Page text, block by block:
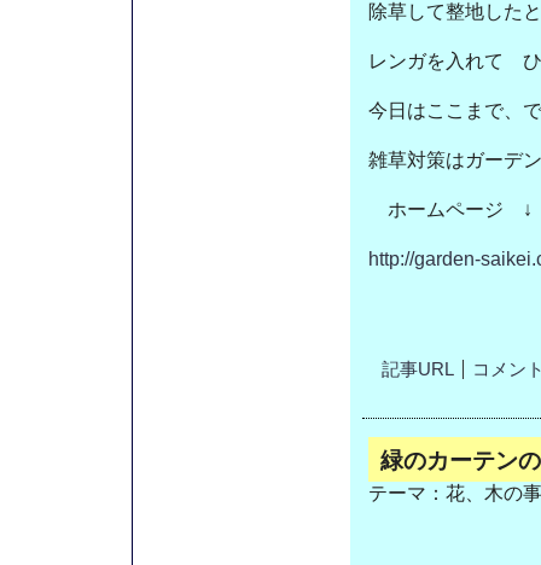
除草して整地した
レンガを入れて
今日はここまで、
雑草対策はガーデ
ホームページ ↓
http://garden-
記事URL コメン
緑のカーテン
テーマ： 花、木の事